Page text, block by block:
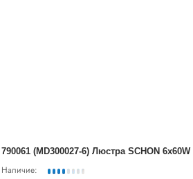
790061 (MD300027-6) Люстра SCHON
Наличие: